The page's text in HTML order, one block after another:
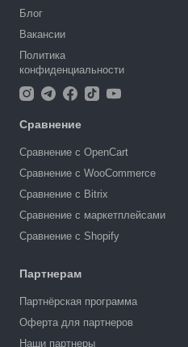
Блог
Вакансии
Политика
конфиденциальности
Сравнение
Сравнение с OpenCart
Сравнение с WooCommerce
Сравнение с Bitrix
Сравнение с маркетплейсами
Сравнение с Shopify
Партнерам
Партнёрская программа
Оферта для партнеров
Наши партнеры